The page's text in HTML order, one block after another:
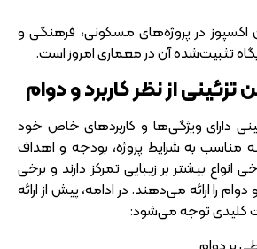
اکسپوز در پروژه‌های مسکونی، فرهنگی و
تثبیت‌شده آن در معماری امروز است.
تزئینی از نظر کاربرد و دوام
دارای ویژگی‌ها و کاربردهای خاص خود
مناسب به شرایط پروژه، بودجه و اهداف
انواع بیشتر بر زیبایی تمرکز دارند و برخی
را ارائه می‌دهند. در ادامه، پیش از ارائه
کلیدی توجه می‌شود: